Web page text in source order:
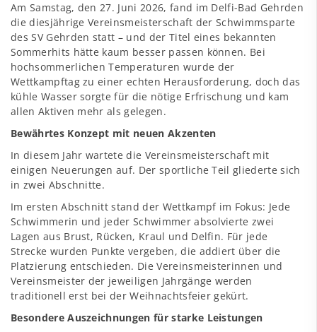
Am Samstag, den 27. Juni 2026, fand im Delfi-Bad Gehrden
die diesjährige Vereinsmeisterschaft der Schwimmsparte
des SV Gehrden statt – und der Titel eines bekannten
Sommerhits hätte kaum besser passen können. Bei
hochsommerlichen Temperaturen wurde der
Wettkampftag zu einer echten Herausforderung, doch das
kühle Wasser sorgte für die nötige Erfrischung und kam
allen Aktiven mehr als gelegen.
Bewährtes Konzept mit neuen Akzenten
In diesem Jahr wartete die Vereinsmeisterschaft mit
einigen Neuerungen auf. Der sportliche Teil gliederte sich
in zwei Abschnitte.
Im ersten Abschnitt stand der Wettkampf im Fokus: Jede
Schwimmerin und jeder Schwimmer absolvierte zwei
Lagen aus Brust, Rücken, Kraul und Delfin. Für jede
Strecke wurden Punkte vergeben, die addiert über die
Platzierung entschieden. Die Vereinsmeisterinnen und
Vereinsmeister der jeweiligen Jahrgänge werden
traditionell erst bei der Weihnachtsfeier gekürt.
Besondere Auszeichnungen für starke Leistungen